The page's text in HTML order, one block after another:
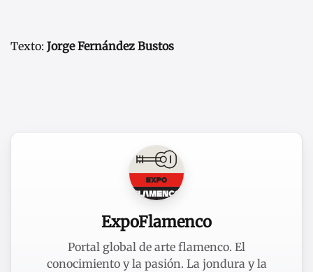
Texto: Jorge Fernández Bustos
ExpoFlamenco
Portal global de arte flamenco. El
conocimiento y la pasión. La jondura y la